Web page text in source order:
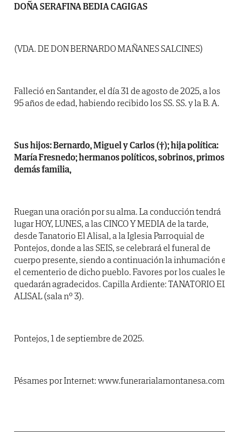
DOÑA SERAFINA BEDIA CAGIGAS
(VDA. DE DON BERNARDO MAÑANES SALCINES)
Falleció en Santander, el día 31 de agosto de 2025, a los
95 años de edad, habiendo recibido los SS. SS. y la B. A.
Sus hijos: Bernardo, Miguel y Carlos (†); hija política:
María Fresnedo; hermanos políticos, sobrinos,
demás familia,
Ruegan una oración por su alma. La conducción tendrá
lugar HOY, LUNES, a las CINCO Y MEDIA de la tarde,
desde Tanatorio El Alisal, a la Iglesia Parroquial de
Pontejos, donde a las SEIS, se celebrará el funeral de
cuerpo presente, siendo a continuación la inhumación
el cementerio de dicho pueblo. Favores por los cuales
quedarán agradecidos. Capilla Ardiente: TANATORIO
ALISAL (sala nº 3).
Pontejos, 1 de septiembre de 2025.
Pésames por Internet: www.funerarialamontanesa.com